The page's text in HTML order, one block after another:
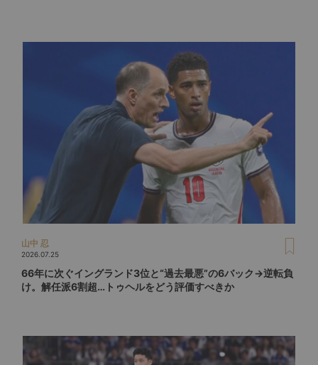
山中 忍
2026.07.25
66年に次ぐイングランド3位と“過去最悪”の6バック→逆転負
け。解任派6割超…トゥヘルをどう評価すべきか